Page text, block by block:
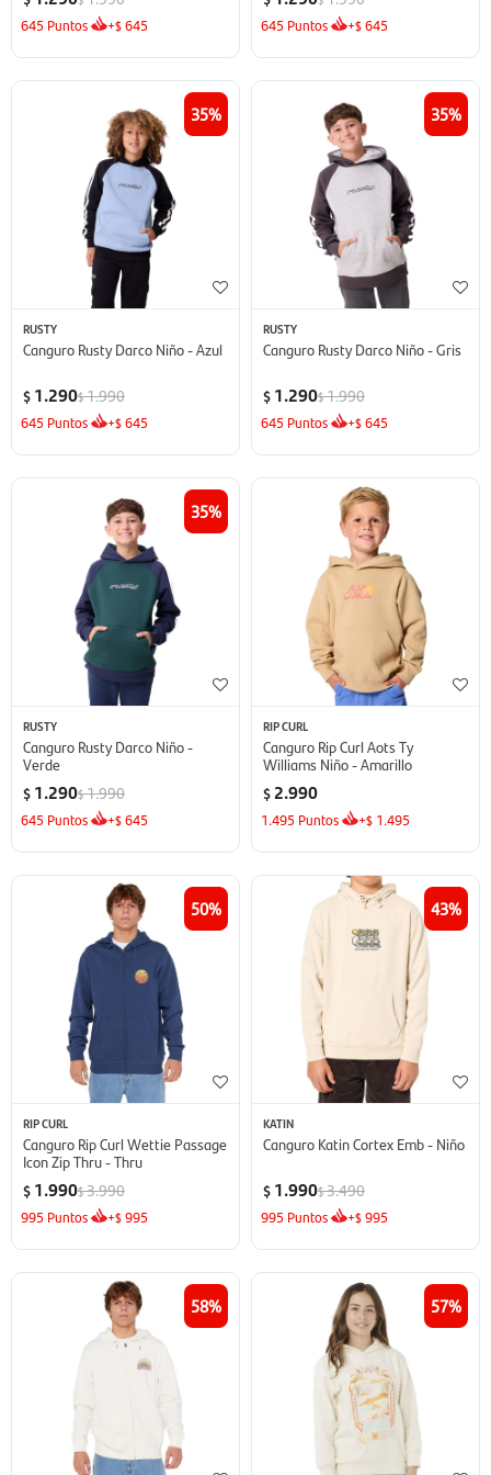
645 Puntos +$645 645 Puntos +$645
35
RUSTY
Canguro Rusty Darco Niño - Azul
$ 1.290$1.990
645 Puntos +$645
35
RUSTY
Canguro Rusty Darco Niño - Gris
$ 1.290$1.990
645 Puntos +$645
35
RUSTY
Canguro Rusty Darco Niño -
Verde
$ 1.290$1.990
645 Puntos +$645
RIP CURL
Canguro Rip Curl Aots Ty
Williams Niño - Amarillo
$ 2.990
1.495 Puntos +$ 1.495
50
RIP CURL
Canguro Rip Curl Wettie Passage
Icon Zip Thru - Thru
$ 1.990$3.990
995 Puntos +$995
43
KATIN
Canguro Katin Cortex Emb - Niño
$ 1.990$3.490
995 Puntos +$995
58 57